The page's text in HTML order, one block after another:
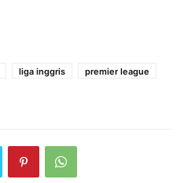
liga inggris
premier league